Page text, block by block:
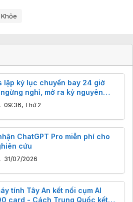
lập kỷ lục chuyến bay 24 giờ
nghỉ, mở ra kỷ nguyên
siêu đường dài
, 09:36, Thứ 2
ChatGPT Pro miễn phí cho
cứu
, 31/07/2026
tính Tây An kết nối cụm AI
card - Cách Trung Quốc kết